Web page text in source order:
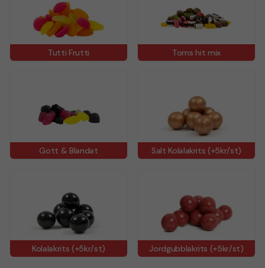
Tutti Frutti Toms hit mix
Gott & Blandat Salt Kolalakrits (+5kr/st)
Kolalakrits (+5kr/st) Jordgubblakrits (+5kr/st)